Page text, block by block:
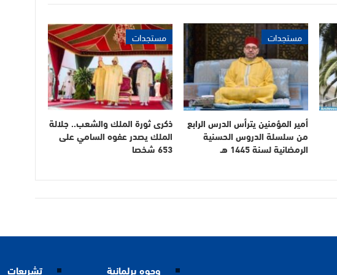
مستجدات
أمير المؤمنين يترأس الدرس الرابع
من سلسلة الدروس الحسنية
الرمضانية لسنة 1445 هـ
مستجدات
ذكرى ثورة الملك والشعب.. جلالة
الملك يصدر عفوه السامي على
653 شخصا
وجوه برلمانية تشريعات